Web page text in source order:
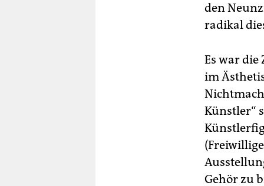
den
radikal
Es war die
im
Künstler“
Gehör zu